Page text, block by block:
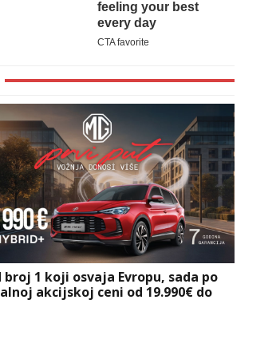
broj 1 koji osvaja Evropu, sada po
akcijskoj ceni od 19.990€ do